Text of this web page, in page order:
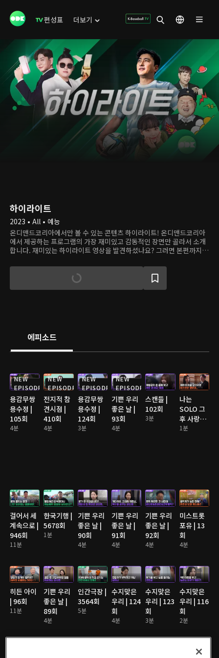
편성표 더보기
하이라이트
2023 • All • 예능
온디맨드코리아에서만 볼 수 있는 콘텐츠 하이라이트! 온디맨드코리아
에서 제공하는 프로그램의 가장 재미있고 감동적인 장면만 골라서 소개
합니다. 재미있는 하이라이트 영상을 발견하셨나요? 그러면 본편까지
에피소드
NEW
EPISODE
용감무쌍
용수정 |
105회
4분
NEW
EPISODE
전지적 참
견시점 |
410회
4분
NEW
EPISODE
용감무쌍
용수정 |
124회
3분
NEW
EPISODE
기쁜 우리
좋은 날 |
93회
4분
스캔들 |
102회
3분
나는
SOLO 그
후 사랑은
계속된다
1분
걸어서 세
계속으로 |
946회
11분
한국기행 |
5678회
1분
기쁜 우리
좋은 날 |
90회
4분
기쁜 우리
좋은 날 |
91회
4분
기쁜 우리
좋은 날 |
92회
4분
미스트롯
포유 | 13
회
4분
히든 아이
| 96회
11분
기쁜 우리
좋은 날 |
89회
4분
인간극장 |
3564회
5분
수지맞은
우리 | 124
회
4분
수지맞은
우리 | 123
회
3분
수지맞은
우리 | 116
회
2분